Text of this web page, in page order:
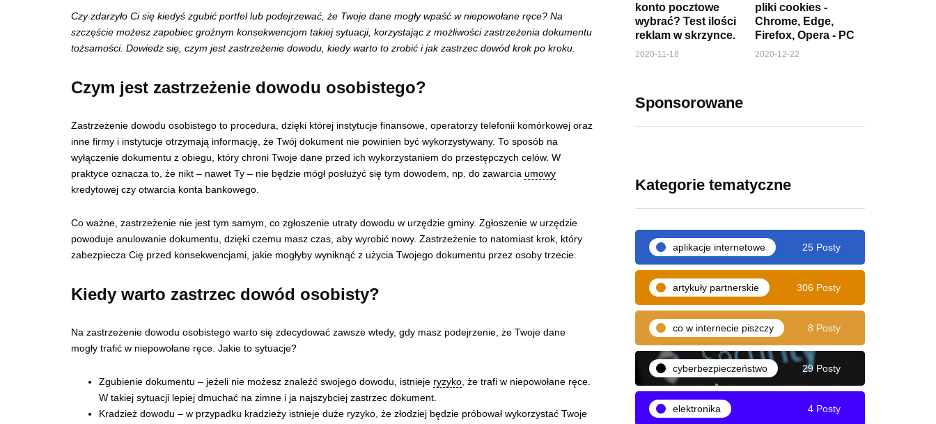
Czy zdarzyło Ci się kiedyś zgubić portfel lub podejrzewać, że Twoje dane mogły wpaść w niepowołane ręce? Na
szczęście możesz zapobiec groźnym konsekwencjom takiej sytuacji, korzystając z możliwości zastrzeżenia dokumentu
tożsamości. Dowiedz się, czym jest zastrzeżenie dowodu, kiedy warto to zrobić i jak zastrzec dowód krok po kroku.
Czym jest zastrzeżenie dowodu osobistego?
Zastrzeżenie dowodu osobistego to procedura, dzięki której instytucje finansowe, operatorzy telefonii komórkowej oraz
inne firmy i instytucje otrzymają informację, że Twój dokument nie powinien być wykorzystywany. To sposób na
wyłączenie dokumentu z obiegu, który chroni Twoje dane przed ich wykorzystaniem do przestępczych celów. W
praktyce oznacza to, że nikt – nawet Ty – nie będzie mógł posłużyć się tym dowodem, np. do zawarcia umowy
kredytowej czy otwarcia konta bankowego.
Co ważne, zastrzeżenie nie jest tym samym, co zgłoszenie utraty dowodu w urzędzie gminy. Zgłoszenie w urzędzie
powoduje anulowanie dokumentu, dzięki czemu masz czas, aby wyrobić nowy. Zastrzeżenie to natomiast krok, który
zabezpiecza Cię przed konsekwencjami, jakie mogłyby wyniknąć z użycia Twojego dokumentu przez osoby trzecie.
Kiedy warto zastrzec dowód osobisty?
Na zastrzeżenie dowodu osobistego warto się zdecydować zawsze wtedy, gdy masz podejrzenie, że Twoje dane
mogły trafić w niepowołane ręce. Jakie to sytuacje?
Zgubienie dokumentu – jeżeli nie możesz znaleźć swojego dowodu, istnieje ryzyko, że trafi w niepowołane ręce.
W takiej sytuacji lepiej dmuchać na zimne i ja najszybciej zastrzec dokument.
Kradzież dowodu – w przypadku kradzieży istnieje duże ryzyko, że złodziej będzie próbował wykorzystać Twoje
konto pocztowe
wybrać? Test ilości
reklam w skrzynce.
2020-11-18
pliki cookies -
Chrome, Edge,
Firefox, Opera - PC
2020-12-22
Sponsorowane
Kategorie tematyczne
aplikacje internetowe 25 Posty
artykuły partnerskie 306 Posty
co w internecie piszczy 8 Posty
cyberbezpieczeństwo 29 Posty
elektronika 4 Posty